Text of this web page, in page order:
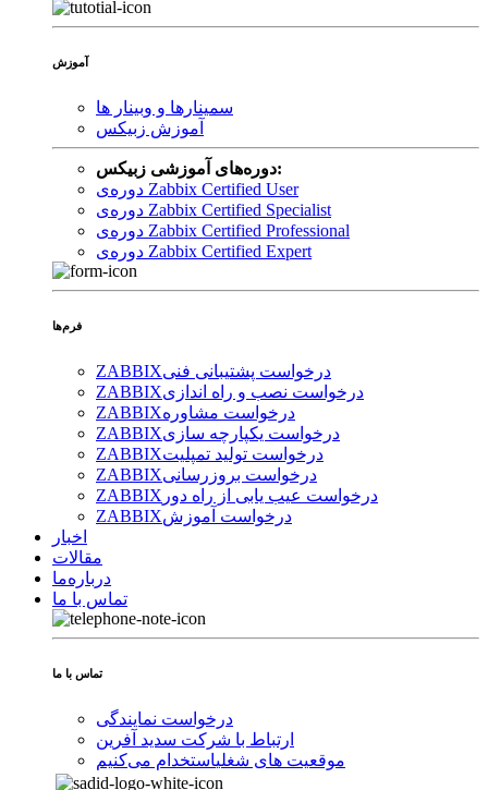
آموزش
سمینارها و وبینار ها
آموزش زبیکس
دوره‌های آموزشی زبیکس:
دوره‌ی Zabbix Certified User
دوره‌ی Zabbix Certified Specialist
دوره‌ی Zabbix Certified Professional
دوره‌ی Zabbix Certified Expert
فرم‌ها
ZABBIXدرخواست پشتیبانی فنی
ZABBIXدرخواست نصب و راه اندازی
ZABBIXدرخواست مشاوره
ZABBIXدرخواست یکپارچه سازی
ZABBIXدرخواست تولید تمپلیت
ZABBIXدرخواست بروزرسانی
ZABBIX درخواست عیب یابی از راه دور
ZABBIXدرخواست آموزش
اخبار
مقالات
درباره‌ما
تماس با ما
تماس با ما
درخواست نمایندگی
ارتباط با شرکت سدید آفرین
موقعیت های شغلیاستخدام ‌می‌کنیم